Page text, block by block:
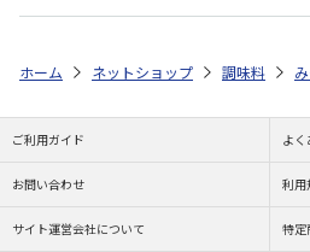
ホーム ネットショップ 調味料
ご利用ガイド よ
お問い合わせ 利用
サイト運営会社について 特定